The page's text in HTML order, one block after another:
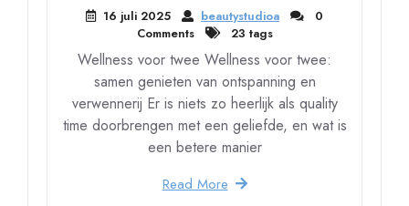
16 juli 2025 beautystudioa
0
Comments
23 tags
Wellness voor twee Wellness voor twee:
samen genieten van ontspanning en
verwennerij Er is niets zo heerlijk als quality
time doorbrengen met een geliefde, en wat is
een betere manier
Read More